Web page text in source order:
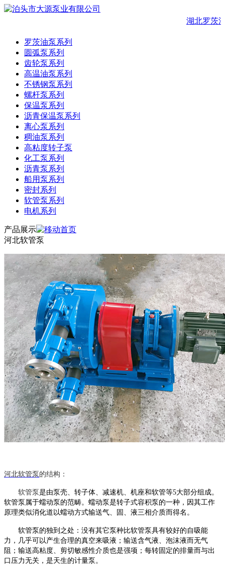
湖北罗茨
罗茨油泵系列
圆弧泵系列
齿轮泵系列
高温油泵系列
不锈钢泵系列
螺杆泵系列
保温泵系列
沥青保温泵系列
离心泵系列
稠油泵系列
高粘度转子泵
化工泵系列
沥青泵系列
船用泵系列
密封系列
软管泵系列
电机系列
产品展示
河北软管泵
河北软管泵 的结构：
软管泵是由泵壳、转子体、减速机、机座和软管等5大部分组成。
软管泵 属于蠕动泵的范畴。蠕动泵是转子式容积泵的一种，因其工作
原理类似消化道以蠕动方式输送气、固、液三相介质而得名。
软管泵 的独到之处：没有其它泵种比软管泵具有较好的自吸能
力，几乎可以产生合理的真空来吸液；输送含气液、泡沫液而无气
阻；输送高粘度、剪切敏感性介质也是强项；每转固定的排量而与出
口压力无关，是天生的计量泵。